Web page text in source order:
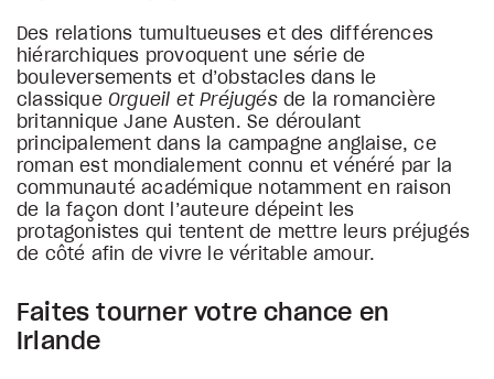
Des relations tumultueuses et des différences
hiérarchiques provoquent une série de
bouleversements et d’obstacles dans le
classique Orgueil et Préjugésde la romancière
britannique Jane Austen. Se déroulant
principalement dans la campagne anglaise, ce
roman est mondialement connu et vénéré par la
communauté académique notamment en raison
de la façon dont l’auteure dépeint les
protagonistes qui tentent de mettre leurs préjugés
de côté afin de vivre le véritable amour.
Faites tourner votre chance en
Irlande